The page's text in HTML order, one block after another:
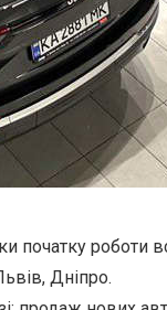
початку роботи
Дніпро.